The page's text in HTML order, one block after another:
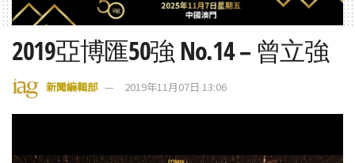
2019亞博匯50強 No.14 – 曾立強
新聞編輯部 2019年11月07日 13:06